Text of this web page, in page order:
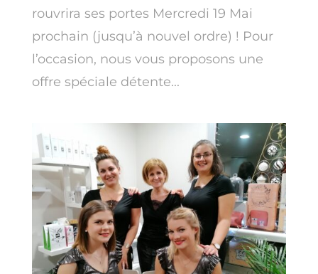
rouvrira ses portes Mercredi 19 Mai
prochain (jusqu’à nouvel ordre) ! Pour
l’occasion, nous vous proposons une
offre spéciale détente...